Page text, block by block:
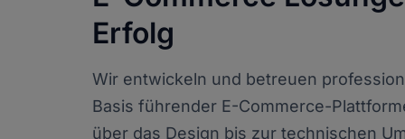
Erfolg
Wir entwickeln und betreuen
Basis führender E-Commerce-
über das Design bis zur technischen